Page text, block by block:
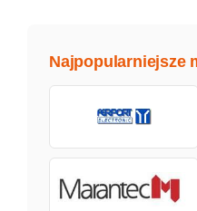
Najpopularniejsze